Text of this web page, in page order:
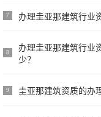
7 办理圭亚那建筑行业
8
办理圭亚那建筑行业
少？
9 圭亚那建筑资质的办